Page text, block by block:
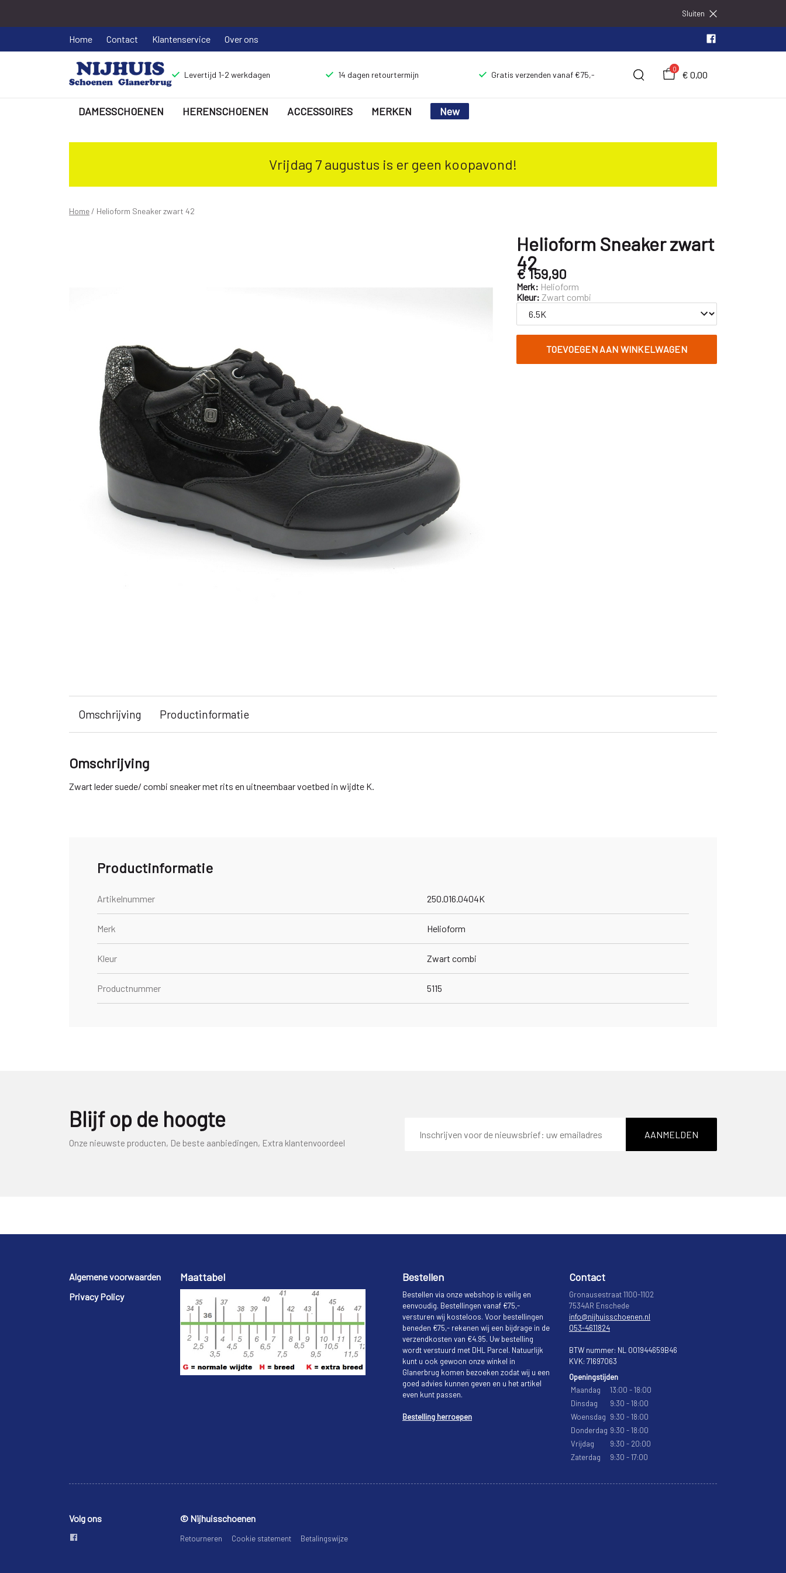
Sluiten
Home Contact Klantenservice Over ons
Levertijd 1-2 werkdagen 14 dagen retourtermijn Gratis verzenden vanaf €75,-
0
€ 0,00
DAMESSCHOENEN HERENSCHOENEN ACCESSOIRES MERKEN New
Helioform
Vrijdag 7 augustus is er geen koopavond!
Home Helioform Sneaker zwart 42
Helioform Sneaker zwart
42
€ 159,90
Merk: Helioform
Kleur: Zwart combi
TOEVOEGEN AAN WINKELWAGEN
Omschrijving Productinformatie
Omschrijving
Zwart leder suede/ combi sneaker met rits en uitneembaar voetbed in wijdte K.
Productinformatie
Artikelnummer 250.016.0404K
Merk Helioform
Kleur Zwart combi
Productnummer 5115
Blijf op de hoogte
Onze nieuwste producten, De beste aanbiedingen, Extra klantenvoordeel
mailadres
AANMELDEN
Footer
Algemene voorwaarden
Privacy Policy
Maattabel Bestellen
Bestellen via onze webshop is veilig en
eenvoudig. Bestellingen vanaf €75,-
versturen wij kosteloos. Voor bestellingen
beneden €75,- rekenen wij een bijdrage in de
verzendkosten van €4.95. Uw bestelling
wordt verstuurd met DHL Parcel. Natuurlijk
kunt u ook gewoon onze winkel in
Glanerbrug komen bezoeken zodat wij u een
goed advies kunnen geven en u het artikel
even kunt passen.
Bestelling herroepen
Contact
Gronausestraat 1100-1102
7534AR Enschede
info@nijhuisschoenen.nl
053-4611824
BTW nummer: NL 001944659B46
KVK: 71697063
Openingstijden
Maandag
13:00 - 18:00
Dinsdag
9:30 - 18:00
Woensdag 9:30 - 18:00
Donderdag 9:30 - 18:00
Vrijdag
9:30 - 20:00
Zaterdag
9:30 - 17:00
Volg ons © Nijhuisschoenen
Retourneren Cookie statement Betalingswijze